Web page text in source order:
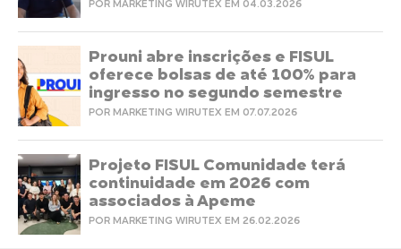
POR MARKETING WIRUTEX EM 04.03.2026
Prouni abre inscrições e FISUL
oferece bolsas de até 100% para
ingresso no segundo semestre
POR MARKETING WIRUTEX EM 07.07.2026
Projeto FISUL Comunidade terá
continuidade em 2026 com
associados à Apeme
POR MARKETING WIRUTEX EM 26.02.2026